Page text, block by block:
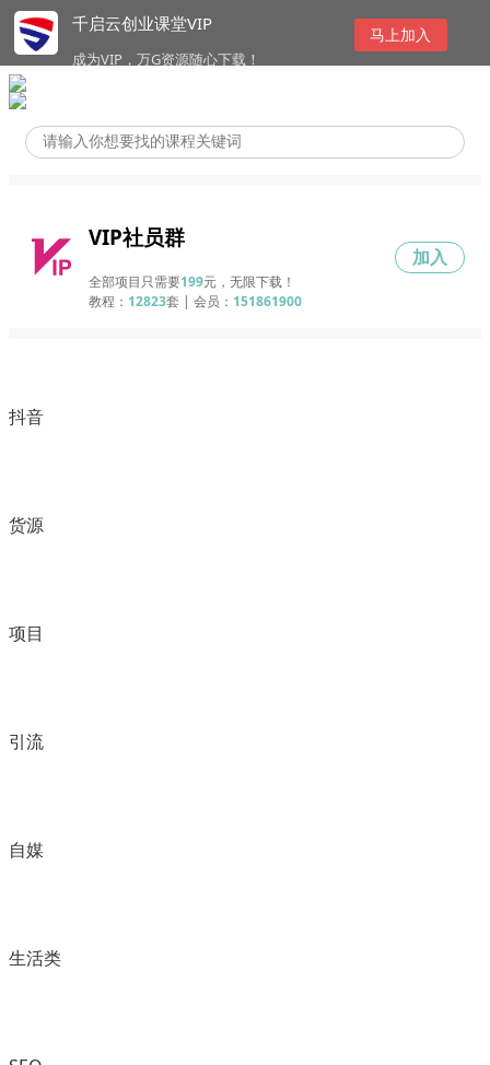
千启云创业课堂VIP
成为VIP，万G资源随心下载！
马上加入
VIP社员群
全部项目只需要199元，无限下载！
教程： 12823套 | 会员： 151861900
加入
抖音
货源
项目
引流
自媒
生活类